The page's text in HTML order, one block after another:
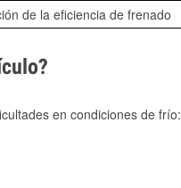
de la eficiencia de frenado
en condiciones de frío: